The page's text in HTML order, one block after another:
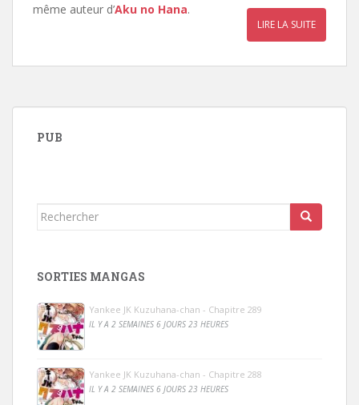
même auteur d’Aku no Hana.
LIRE LA SUITE
PUB
Rechercher...
SORTIES MANGAS
Yankee JK Kuzuhana-chan - Chapitre 289
IL Y A 2 SEMAINES 6 JOURS 23 HEURES
Yankee JK Kuzuhana-chan - Chapitre 288
IL Y A 2 SEMAINES 6 JOURS 23 HEURES